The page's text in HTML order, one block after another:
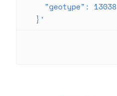
    "geotype": 13038
  }'